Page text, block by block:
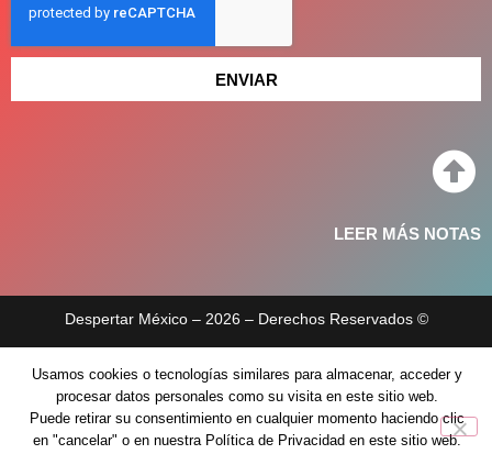
ENVIAR
Políticas de privacidad
Usamos cookies o tecnologías similares para almacenar, acceder y
procesar datos personales como su visita en este sitio web.
Puede retirar su consentimiento en cualquier momento haciendo clic
en "cancelar" o en nuestra Política de Privacidad en este sitio web.